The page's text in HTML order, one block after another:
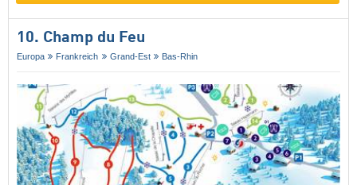
10. Champ du Feu
Europa Frankreich Grand-Est Bas-Rhin